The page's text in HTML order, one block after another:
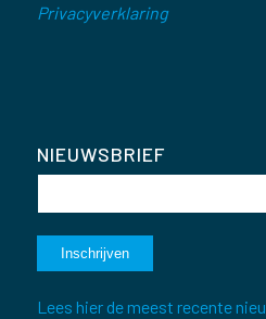
Privacyverklaring
NIEUWSBRIEF
Lees hier de meest recente